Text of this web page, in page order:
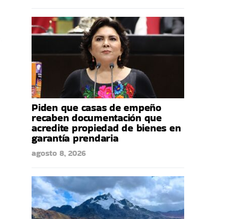
Piden que casas de empeño
recaben documentación que
acredite propiedad de bienes en
garantía prendaria
agosto 8, 2026